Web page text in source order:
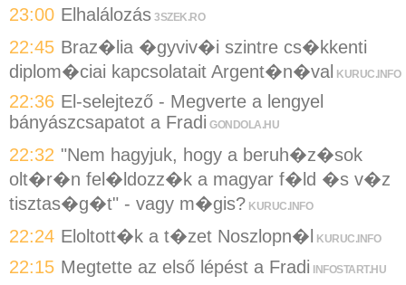
23:00 Elhalálozás 3SZEK.RO
22:45 Braz�lia �gyviv�i szintre cs�kkenti
diplom�ciai kapcsolatait Argent�n�val KURUC.INFO
22:36 El-selejtező - Megverte a lengyel
bányászcsapatot a Fradi GONDOLA.HU
22:32 "Nem hagyjuk, hogy a beruh�z�sok
olt�r�n fel�ldozz�k a magyar f�ld �s v�z
tisztas�g�t" - vagy m�gis? KURUC.INFO
22:24 Eloltott�k a t�zet Noszlopn�l KURUC.INFO
22:15 Megtette az első lépést a Fradi INFOSTART.HU